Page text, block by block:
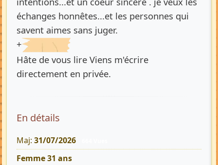
échanges honnêtes...et les personnes qui
savent aimes sans juger.
+
Hâte de vous lire Viens m'écrire
directement en privée.
En détails
Maj: 31/07/2026
Femme 31 ans